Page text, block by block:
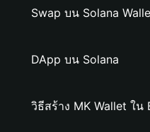
Swap บน Solana
DApp บน Solana
วิธีสร้าง MK Wallet ใน